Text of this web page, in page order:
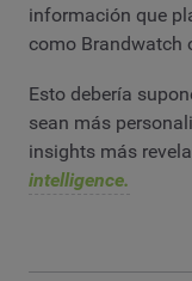
información que
como Brandwatch
Esto debería
sean más
insights más
intelligence.